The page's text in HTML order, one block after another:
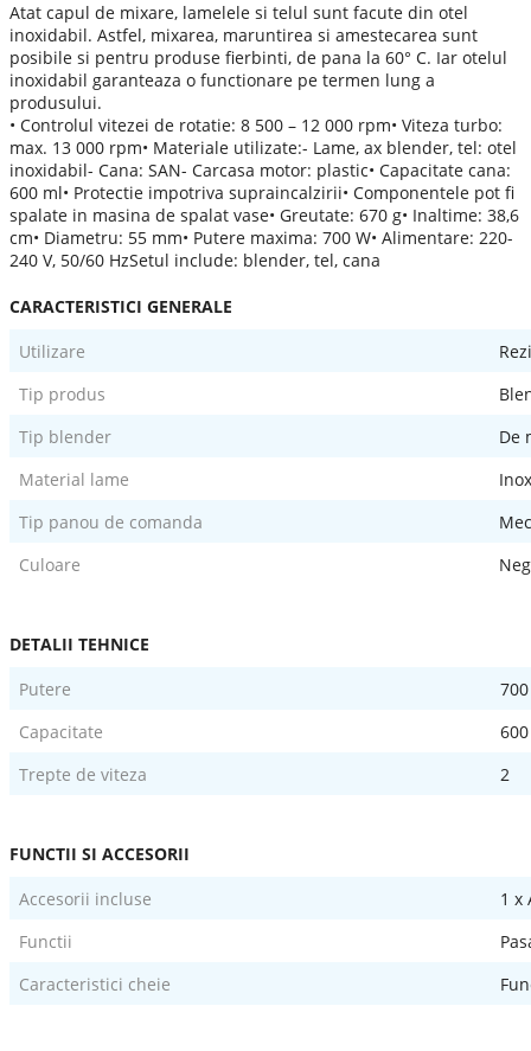
Atat capul de mixare, lamelele si telul sunt facute din otel
inoxidabil. Astfel, mixarea, maruntirea si amestecarea sunt
posibile si pentru produse fierbinti, de pana la 60° C. Iar otelul
inoxidabil garanteaza o functionare pe termen lung a
produsului.
• Controlul vitezei de rotatie: 8 500 – 12 000 rpm• Viteza turbo:
max. 13 000 rpm• Materiale utilizate:- Lame, ax blender, tel: otel
inoxidabil- Cana: SAN- Carcasa motor: plastic• Capacitate cana:
600 ml• Protectie impotriva supraincalzirii• Componentele pot fi
spalate in masina de spalat vase• Greutate: 670 g• Inaltime: 38,6
cm• Diametru: 55 mm• Putere maxima: 700 W• Alimentare: 220-
240 V, 50/60 HzSetul include: blender, tel, cana
CARACTERISTICI GENERALE
Utilizare
Tip produs
Tip blender
De
Material lame
Inox
Tip panou de comanda
Culoare
DETALII TEHNICE
Putere
Capacitate
Trepte de viteza
2
FUNCTII SI ACCESORII
Accesorii incluse
1 x
Functii
Caracteristici cheie